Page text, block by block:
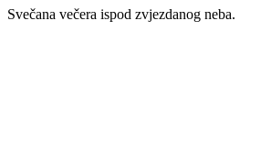
Svečana večera ispod zvjezdanog neba.